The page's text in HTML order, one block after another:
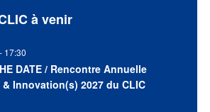
à venir
- 17:30
DATE / Rencontre Annuelle
Innovation(s) 2027 du CLIC